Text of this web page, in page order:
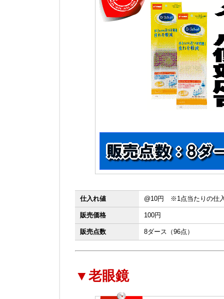
仕入れ値 @10円 ※1点当たりの仕
販売価格 100円
販売点数 8ダース（96点）
▼老眼鏡